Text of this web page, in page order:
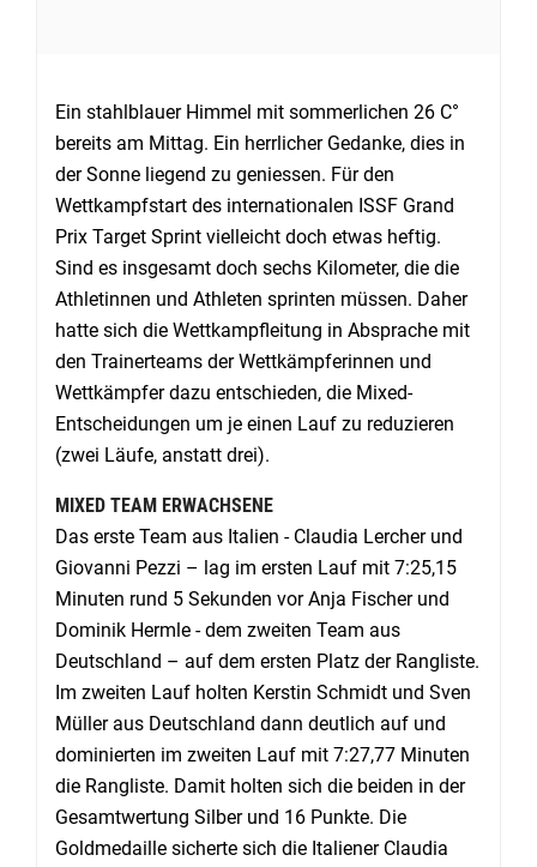
Ein stahlblauer Himmel mit sommerlichen 26 C°
bereits am Mittag. Ein herrlicher Gedanke, dies in
der Sonne liegend zu geniessen. Für den
Wettkampfstart des internationalen ISSF Grand
Prix Target Sprint vielleicht doch etwas heftig.
Sind es insgesamt doch sechs Kilometer, die die
Athletinnen und Athleten sprinten müssen. Daher
hatte sich die Wettkampfleitung in Absprache mit
den Trainerteams der Wettkämpferinnen und
Wettkämpfer dazu entschieden, die Mixed-
Entscheidungen um je einen Lauf zu reduzieren
(zwei Läufe, anstatt drei).
MIXED TEAM ERWACHSENE
Das erste Team aus Italien - Claudia Lercher und
Giovanni Pezzi – lag im ersten Lauf mit 7:25,15
Minuten rund 5 Sekunden vor Anja Fischer und
Dominik Hermle - dem zweiten Team aus
Deutschland – auf dem ersten Platz der Rangliste.
Im zweiten Lauf holten Kerstin Schmidt und Sven
Müller aus Deutschland dann deutlich auf und
dominierten im zweiten Lauf mit 7:27,77 Minuten
die Rangliste. Damit holten sich die beiden in der
Gesamtwertung Silber und 16 Punkte. Die
Goldmedaille sicherte sich die Italiener Claudia